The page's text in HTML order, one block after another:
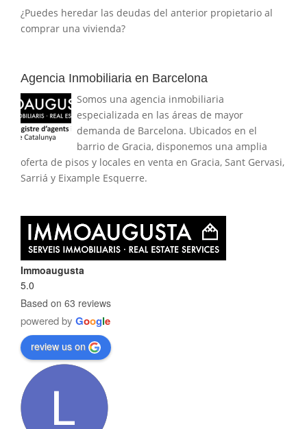
¿Puedes heredar las deudas del anterior propietario al
comprar una vivienda?
Agencia Inmobiliaria en Barcelona
Somos una agencia inmobiliaria
especializada en las áreas de mayor
demanda de Barcelona. Ubicados en el
barrio de Gracia, disponemos una amplia
oferta de pisos y locales en venta en Gracia, Sant Gervasi,
Sarriá y Eixample Esquerre.
Immoaugusta
5.0
Based on 63 reviews
powered by Google
review us on